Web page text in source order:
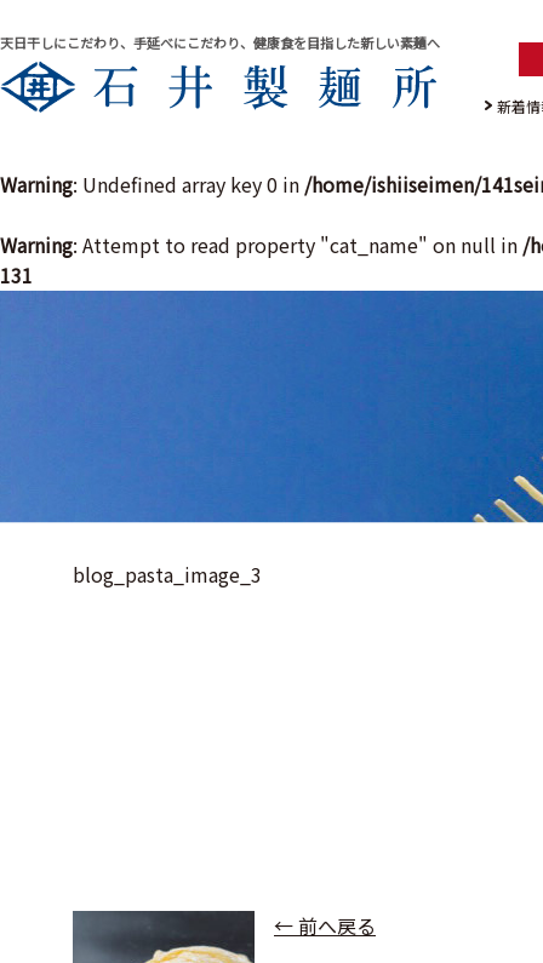
天日干しにこだわり、手延べにこだわり、健康食を目指した新しい素麺へ
新着
Warning: Undefined array key 0 in /home/ishiiseimen/
Warning: Attempt to read property "cat_name" on null in /
131
blog_pasta_image_3
← 前へ戻る